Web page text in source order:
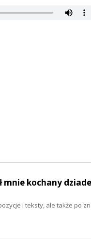
mnie kochany
i teksty, ale także po